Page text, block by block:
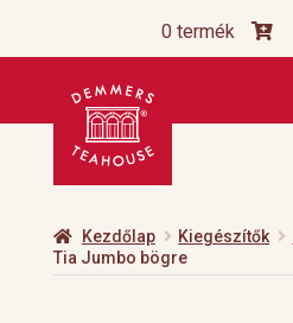
0 termék
Ugrás
navigációhoz
Kilépés
tartalomba
Kezdőlap Kiegészítők
Tia Jumbo bögre